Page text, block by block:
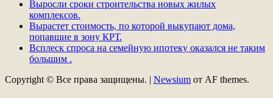
Выросли сроки строительства новых жилых
комплексов.
Вырастет стоимость, по которой выкупают дома,
попавшие в зону КРТ.
Всплеск спроса на семейную ипотеку оказался не таким
большим .
Copyright © Все права защищены. | Newsium от AF themes.